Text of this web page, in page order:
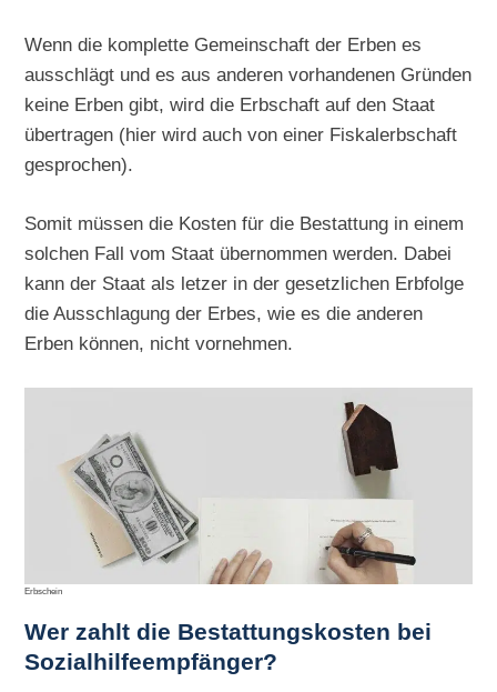
Wenn die komplette Gemeinschaft der Erben es
ausschlägt und es aus anderen vorhandenen Gründen
keine Erben gibt, wird die Erbschaft auf den Staat
übertragen (hier wird auch von einer Fiskalerbschaft
gesprochen).
Somit müssen die Kosten für die Bestattung in einem
solchen Fall vom Staat übernommen werden. Dabei
kann der Staat als letzer in der gesetzlichen Erbfolge
die Ausschlagung der Erbes, wie es die anderen
Erben können, nicht vornehmen.
Erbschein
Wer zahlt die Bestattungskosten bei
Sozialhilfeempfänger?